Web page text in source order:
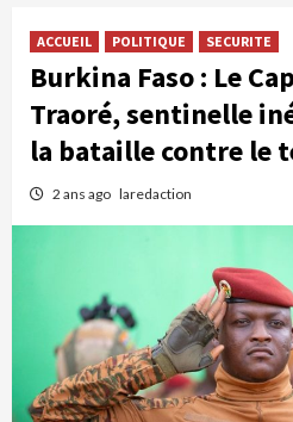
ACCUEIL POLITIQUE SECURITE
Burkina Faso : Le
Traoré, sentinelle
la bataille contre le
2 ans ago laredaction